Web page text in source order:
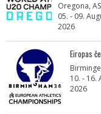
Oregona,
05. - 09.
2026
Eiropas
10. - 16.
2026